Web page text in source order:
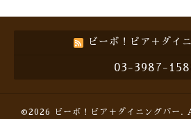
ビーボ！ビア＋ダイ
03-3987-
©2026 ビーボ！ビア＋ダイニングバー .